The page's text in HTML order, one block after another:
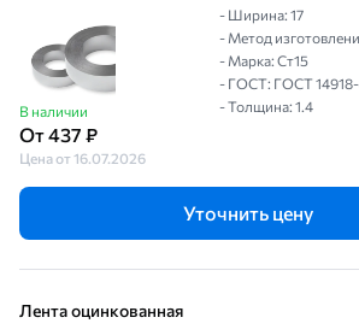
В наличии
От 437 ₽
Цена от 16.07.2026
- Ширина: 17
- Метод
- Марка: Ст15
- ГОСТ: ГОСТ
- Толщина: 1.4
Уточнить цену
Лента оцинкованная